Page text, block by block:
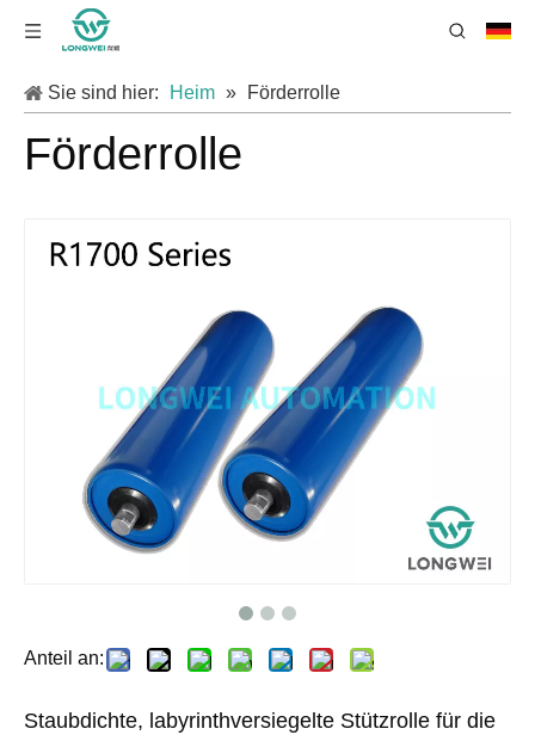
Sie sind hier: Heim » Förderrolle
Förderrolle
Anteil an:
Staubdichte, labyrinthversiegelte Stützrolle für die